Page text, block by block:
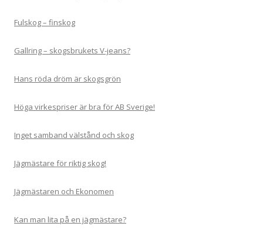
Fulskog – finskog
Gallring – skogsbrukets V-jeans?
Hans röda dröm är skogsgrön
Höga virkespriser är bra för AB Sverige!
Inget samband välstånd och skog
Jägmästare för riktig skog!
Jägmästaren och Ekonomen
Kan man lita på en jägmästare?